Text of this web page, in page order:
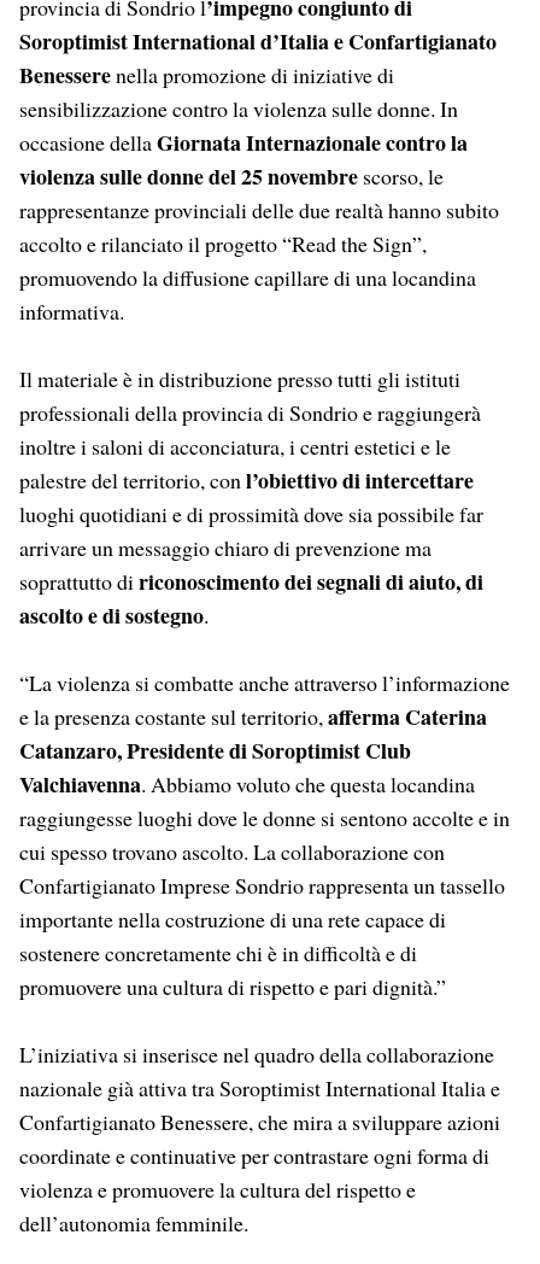
provincia di Sondrio l’impegno congiunto di
Soroptimist International d’Italia e Confartigianato
Benesserenella promozione di iniziative di
sensibilizzazione contro la violenza sulle donne. In
occasione dellaGiornata Internazionale contro la
violenza sulle donne del 25 novembre scorso, le
rappresentanze provinciali delle due realtà hanno subito
accolto e rilanciato il progetto “Read the Sign”,
promuovendo la diffusione capillare di una locandina
informativa.
Il materiale è in distribuzione presso tutti gli istituti
professionali della provincia di Sondrio e raggiungerà
inoltre i saloni di acconciatura, i centri estetici e le
palestre del territorio, conl’obiettivo di intercettare
luoghi quotidiani e di prossimità dove sia possibile far
arrivare un messaggio chiaro di prevenzione ma
soprattutto diriconoscimento dei segnali di aiuto, di
ascolto e di sostegno.
“La violenza si combatte anche attraverso l’informazione
e la presenza costante sul territorio,afferma Caterina
Catanzaro, Presidente di Soroptimist Club
Valchiavenna. Abbiamo voluto che questa locandina
raggiungesse luoghi dove le donne si sentono accolte e in
cui spesso trovano ascolto. La collaborazione con
Confartigianato Imprese Sondrio rappresenta un tassello
importante nella costruzione di una rete capace di
sostenere concretamente chi è in difficoltà e di
promuovere una cultura di rispetto e pari dignità.”
L’iniziativa si inserisce nel quadro della collaborazione
nazionale già attiva tra Soroptimist International Italia e
Confartigianato Benessere, che mira a sviluppare azioni
coordinate e continuative per contrastare ogni forma di
violenza e promuovere la cultura del rispetto e
dell’autonomia femminile.